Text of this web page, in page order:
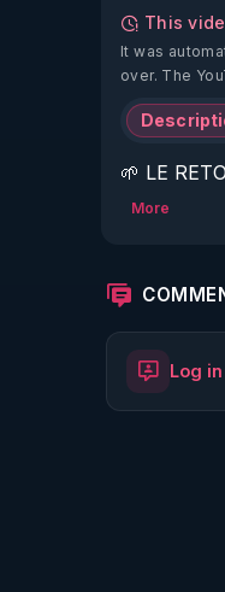
This
It was
over. The
🌱 LE
🌱 LE
http://
More
Log in